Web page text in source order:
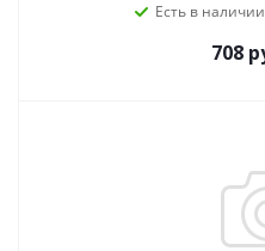
Есть в
708